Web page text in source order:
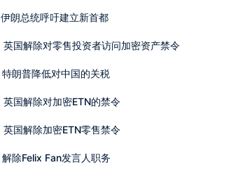
伊朗总统呼吁建立新首都
英国解除对零售投资者访问加密资产禁令
特朗普降低对中国的关税
英国解除对加密ETN的禁令
英国解除加密ETN零售禁令
解除Felix Fan发言人职务